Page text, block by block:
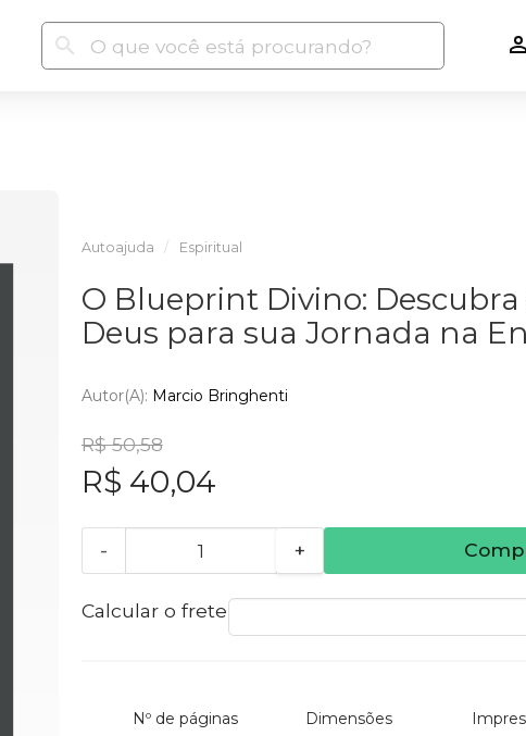
Autoajuda Espiritual
O Blueprint Divino: Descubra
Deus para sua Jornada na
Autor(a): Marcio Bringhenti
R$ 50,58
R$ 40,04
- +
Calcular o frete
Nº de páginas Dimensões